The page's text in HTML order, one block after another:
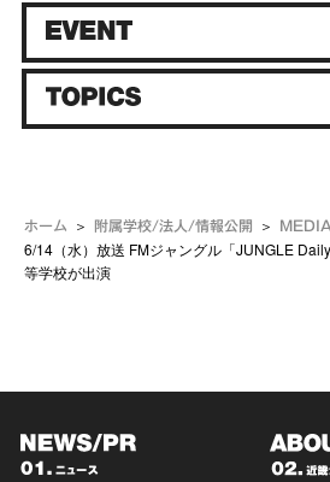
ホーム 附属学校/法人/情報公開 MEDIA
6/14（水）放送 FMジャングル「JUNGLE
等学校が出演